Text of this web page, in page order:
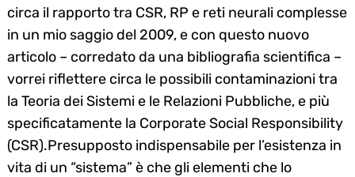
circa il rapporto tra CSR, RP e reti neurali complesse
in un mio saggio del 2009, e con questo nuovo
articolo – corredato da una bibliografia scientifica –
vorrei riflettere circa le possibili contaminazioni tra
la Teoria dei Sistemi e le Relazioni Pubbliche, e più
specificatamente la Corporate Social Responsibility
(CSR).Presupposto indispensabile per l’esistenza in
vita di un “sistema” è che gli elementi che lo